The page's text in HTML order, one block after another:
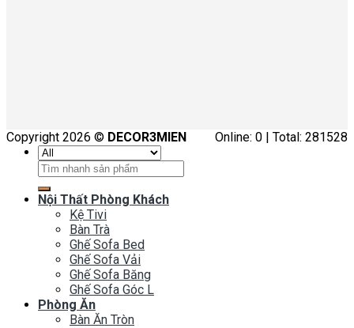
Online: 0 | Total: 281528
Copyright 2026 © DECOR3MIEN
Tìm
kiếm:
Nội Thất Phòng Khách
Kệ Tivi
Bàn Trà
Ghế Sofa Bed
Ghế Sofa Vải
Ghế Sofa Băng
Ghế Sofa Góc L
Phòng Ăn
Bàn Ăn Tròn